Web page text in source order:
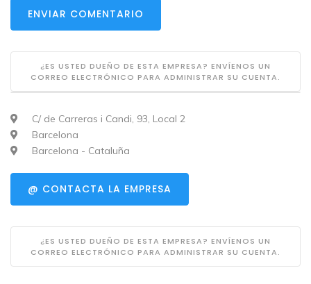
ENVIAR COMENTARIO
¿ES USTED DUEÑO DE ESTA EMPRESA? ENVÍENOS UN
CORREO ELECTRÓNICO PARA ADMINISTRAR SU CUENTA.
C/ de Carreras i Candi, 93, Local 2
Barcelona
Barcelona - Cataluña
@ CONTACTA LA EMPRESA
¿ES USTED DUEÑO DE ESTA EMPRESA? ENVÍENOS UN
CORREO ELECTRÓNICO PARA ADMINISTRAR SU CUENTA.